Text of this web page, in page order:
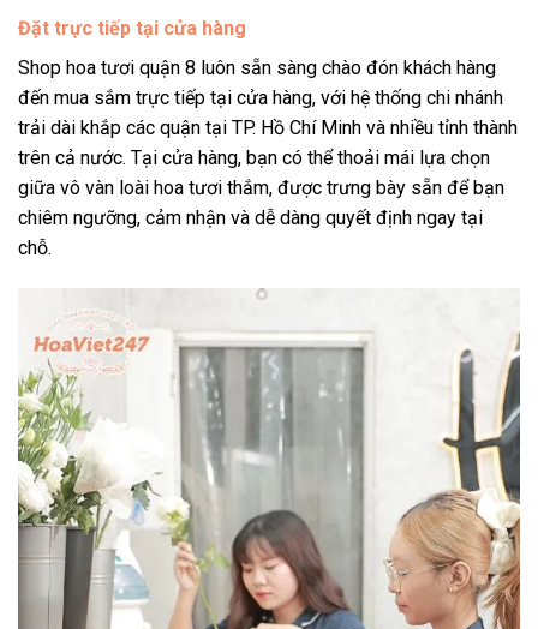
Đặt trực tiếp tại cửa hàng
Shop hoa tươi quận 8 luôn sẵn sàng chào đón khách hàng
đến mua sắm trực tiếp tại cửa hàng, với hệ thống chi nhánh
trải dài khắp các quận tại TP. Hồ Chí Minh và nhiều tỉnh thành
trên cả nước. Tại cửa hàng, bạn có thể thoải mái lựa chọn
giữa vô vàn loài hoa tươi thắm, được trưng bày sẵn để bạn
chiêm ngưỡng, cảm nhận và dễ dàng quyết định ngay tại
chỗ.